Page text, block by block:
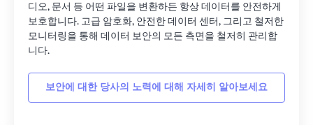
디오, 문서 등 어떤 파일을 변환하든 항상 데이터를 안전하게
보호합니다. 고급 암호화, 안전한 데이터 센터, 그리고 철저한
모니터링을 통해 데이터 보안의 모든 측면을 철저히 관리합
니다.
보안에 대한 당사의 노력에 대해 자세히 알아보세요